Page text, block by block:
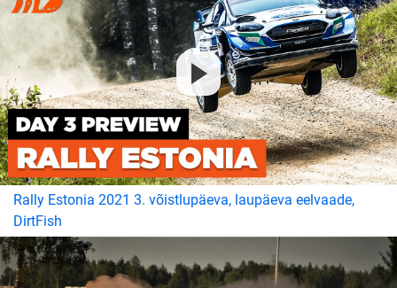
Rally Estonia 2021 3. võistlupäeva, laupäeva eelvaade,
DirtFish